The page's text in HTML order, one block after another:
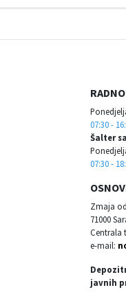
07:30 -
Šalter
07:30 -
Zmaja
71000
Centrala
e-mail:
javnih